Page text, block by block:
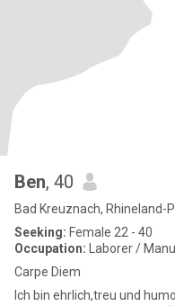
Ben, 40
Bad Kreuznach, Rhineland-
Seeking: Female 22 - 40
Occupation: Laborer /
Carpe Diem
Ich bin ehrlich,treu und